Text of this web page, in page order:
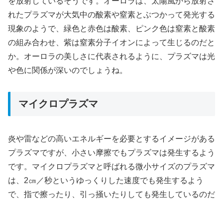
れたプラズマが大気中の酸素や窒素とぶつかって発光する
現象のようで、緑色と赤色は酸素、ピンク色は窒素と酸素
の組み合わせ、紫は窒素分子イオンによって生じるのだと
か。オーロラの美しさに代表されるように、プラズマは光
や色に関係が深いのでしょうね。
マイクロプラズマ
炎や雷などの高いエネルギーを必要とするイメージがある
プラズマですが、小さい摩擦でもプラズマは発生するよう
です。マイクロプラズマと呼ばれる微小サイズのプラズマ
は、2㎝／秒というゆっくりした速度でも発生するよう
で、指で擦ったり、引っ掻いたりしても発生しているのだ